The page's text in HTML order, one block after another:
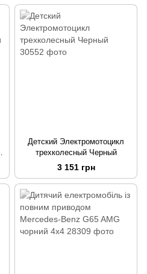
Детский Электромотоцикл
трехколесный Черный
3 151 грн